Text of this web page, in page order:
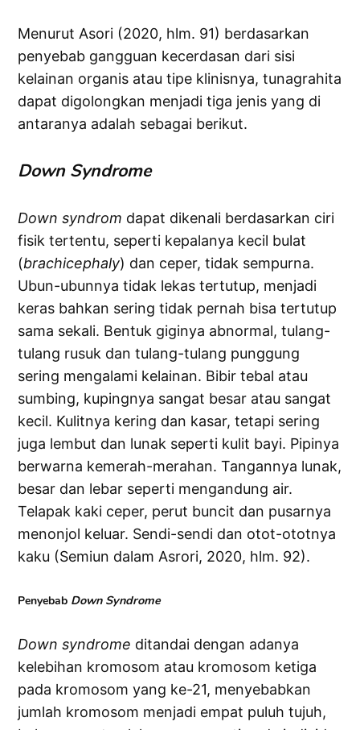
Menurut Asori (2020, hlm. 91) berdasarkan
penyebab gangguan kecerdasan dari sisi
kelainan organis atau tipe klinisnya, tunagrahita
dapat digolongkan menjadi tiga jenis yang di
antaranya adalah sebagai berikut.
Down Syndrome
Down syndrom dapat dikenali berdasarkan ciri
fisik tertentu, seperti kepalanya kecil bulat
(brachicephaly) dan ceper, tidak sempurna.
Ubun-ubunnya tidak lekas tertutup, menjadi
keras bahkan sering tidak pernah bisa tertutup
sama sekali. Bentuk giginya abnormal, tulang-
tulang rusuk dan tulang-tulang punggung
sering mengalami kelainan. Bibir tebal atau
sumbing, kupingnya sangat besar atau sangat
kecil. Kulitnya kering dan kasar, tetapi sering
juga lembut dan lunak seperti kulit bayi. Pipinya
berwarna kemerah-merahan. Tangannya lunak,
besar dan lebar seperti mengandung air.
Telapak kaki ceper, perut buncit dan pusarnya
menonjol keluar. Sendi-sendi dan otot-ototnya
kaku (Semiun dalam Asrori, 2020, hlm. 92).
Penyebab Down Syndrome
Down syndrome ditandai dengan adanya
kelebihan kromosom atau kromosom ketiga
pada kromosom yang ke-21, menyebabkan
jumlah kromosom menjadi empat puluh tujuh,